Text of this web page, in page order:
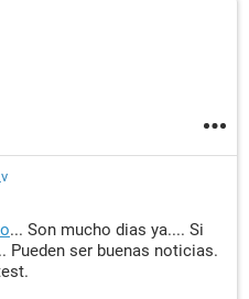
... Son mucho dias ya.... Si
Pueden ser buenas noticias.